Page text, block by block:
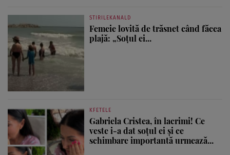
STIRILEKANALD
Femeie lovită de trăsnet când făcea
plajă: „Soțul ei...
KFETELE
Gabriela Cristea, în lacrimi! Ce
veste i-a dat soțul ei și ce
schimbare importantă urmează...